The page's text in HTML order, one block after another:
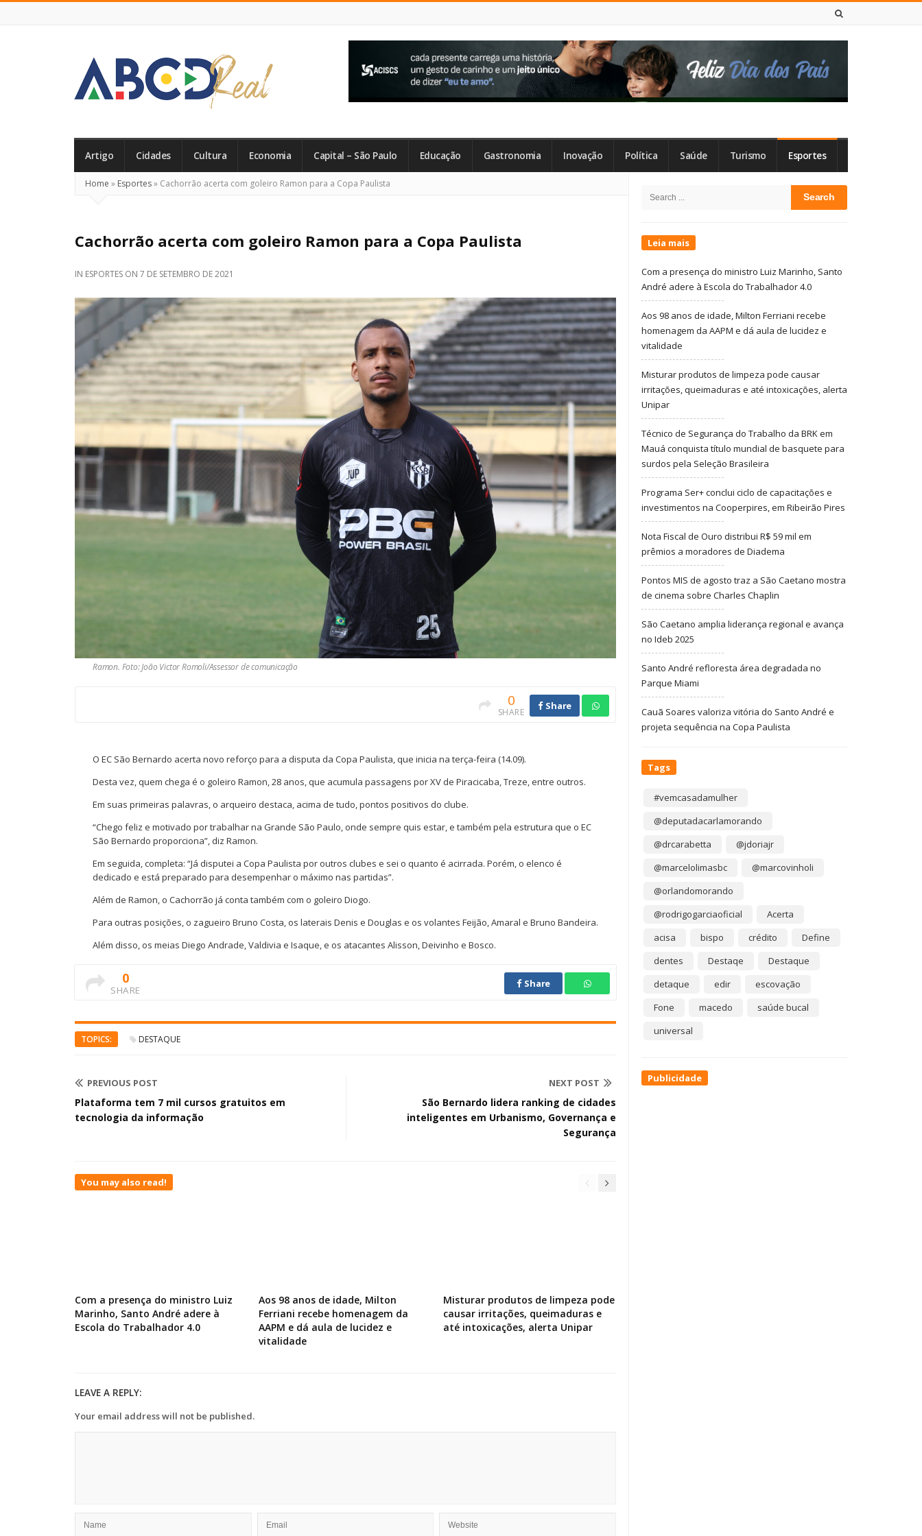
Real
Artigo Cidades Cultura Economia Capital – São Paulo Educação Gastronomia Inovação Política Saúde Turismo Esportes
Home » Esportes» Cachorrão acerta com goleiro Ramon para a Copa Paulista
Cachorrão acerta com goleiro Ramon para a Copa Paulista
IN ESPORTES ON 7 DE SETEMBRO DE 2021
Ramon. Foto: João Victor Romoli/Assessor de comunicação
0
SHARE
Share
O EC São Bernardo acerta novo reforço para a disputa da Copa Paulista, que inicia na terça-feira (14.09).
Desta vez, quem chega é o goleiro Ramon, 28 anos, que acumula passagens por XV de Piracicaba, Treze, entre outros.
Em suas primeiras palavras, o arqueiro destaca, acima de tudo, pontos positivos do clube.
“Chego feliz e motivado por trabalhar na Grande São Paulo, onde sempre quis estar, e também pela estrutura que o EC
São Bernardo proporciona”, diz Ramon.
Em seguida, completa: “Já disputei a Copa Paulista por outros clubes e sei o quanto é acirrada. Porém, o elenco é
dedicado e está preparado para desempenhar o máximo nas partidas”.
Além de Ramon, o Cachorrão já conta também com o goleiro Diogo.
Para outras posições, o zagueiro Bruno Costa, os laterais Denis e Douglas e os volantes Feijão, Amaral e Bruno Bandeira.
Além disso, os meias Diego Andrade, Valdivia e Isaque, e os atacantes Alisson, Deivinho e Bosco.
0
SHARE
Share
TOPICS: DESTAQUE
PREVIOUS POST
Plataforma tem 7 mil cursos gratuitos em
tecnologia da informação
NEXT POST
São Bernardo lidera ranking de cidades
inteligentes em Urbanismo, Governança e
Segurança
You may also read!
Com a presença do ministro Luiz
Marinho, Santo André adere à
Escola do Trabalhador 4.0
Aos 98 anos de idade, Milton
Ferriani recebe homenagem da
AAPM e dá aula de lucidez e
vitalidade
Misturar produtos de limpeza pode
causar irritações, queimaduras e
até intoxicações, alerta Unipar
LEAVE A REPLY:
Your email address will not be published.
Sidebar
Search
Leia mais
Com a presença do ministro Luiz Marinho, Santo
André adere à Escola do Trabalhador 4.0
Aos 98 anos de idade, Milton Ferriani recebe
homenagem da AAPM e dá aula de lucidez e
vitalidade
Misturar produtos de limpeza pode causar
irritações, queimaduras e até intoxicações, alerta
Unipar
Técnico de Segurança do Trabalho da BRK em
Mauá conquista título mundial de basquete para
surdos pela Seleção Brasileira
Programa Ser+ conclui ciclo de capacitações e
investimentos na Cooperpires, em Ribeirão Pires
Nota Fiscal de Ouro distribui R$ 59 mil em
prêmios a moradores de Diadema
Pontos MIS de agosto traz a São Caetano mostra
de cinema sobre Charles Chaplin
São Caetano amplia liderança regional e avança
no Ideb 2025
Santo André refloresta área degradada no
Parque Miami
Cauã Soares valoriza vitória do Santo André e
projeta sequência na Copa Paulista
Tags
#vemcasadamulher
@deputadacarlamorando
@drcarabetta
@jdoriajr
@marcelolimasbc
@marcovinholi
@orlandomorando
@rodrigogarciaoficial
Acerta
acisa
bispo crédito
Define
dentes
Destaqe
Destaque
detaque
edir
escovação
Fone
macedo
saúde bucal
universal
Publicidade